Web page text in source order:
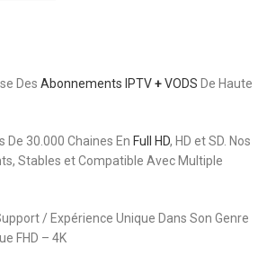
Des Abonnements IPTV+VODS De Haute
De 30.000 Chaines En Full HD, HD et SD. Nos
Stables et Compatible Avec Multiple
/ Expérience Unique Dans Son Genre
FHD – 4K